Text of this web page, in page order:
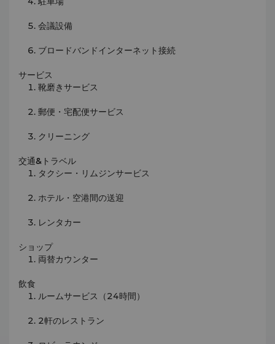
会議設備
ブロードバンドインターネット接続
サービス
靴磨きサービス
郵便・宅配便サービス
クリーニング
交通&トラベル
タクシー・リムジンサービス
ホテル・空港間の送迎
レンタカー
ショップ
両替カウンター
飲食
ルームサービス（24時間）
2軒のレストラン